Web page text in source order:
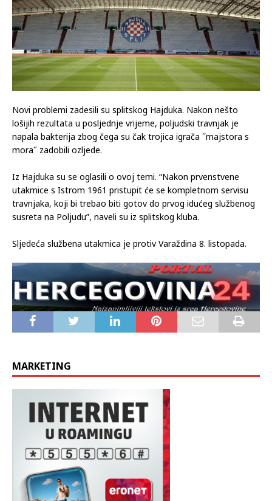
Novi problemi zadesili su splitskog Hajduka. Nakon nešto
lošijih rezultata u posljednje vrijeme, poljudski travnjak je
napala bakterija zbog čega su čak trojica igrača ˝majstora s
mora˝ zadobili ozljede.
Iz Hajduka su se oglasili o ovoj temi. “Nakon prvenstvene
utakmice s Istrom 1961 pristupit će se kompletnom servisu
travnjaka, koji bi trebao biti gotov do prvog idućeg službenog
susreta na Poljudu”, naveli su iz splitskog kluba.
Sljedeća službena utakmica je protiv Varaždina 8. listopada.
MARKETING